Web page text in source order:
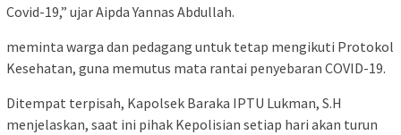
Covid-19,” ujar Aipda Yannas Abdullah.
meminta warga dan pedagang untuk tetap mengikuti Protokol
Kesehatan, guna memutus mata rantai penyebaran COVID-19.
Ditempat terpisah, Kapolsek Baraka IPTU Lukman, S.H
menjelaskan, saat ini pihak Kepolisian setiap hari akan turun